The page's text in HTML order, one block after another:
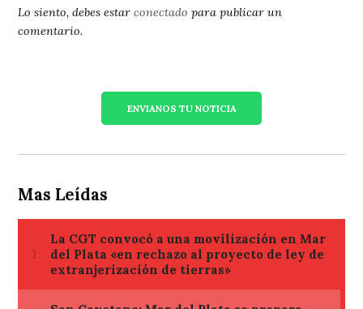
Lo siento, debes estarconectado para publicar un
comentario.
ENVIANOS TU NOTICIA
Mas Leídas